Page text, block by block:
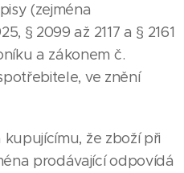
(zejména
§ 2099 až 2117 a § 2161
a zákonem č.
ve znění
že zboží při
prodávající odpovídá